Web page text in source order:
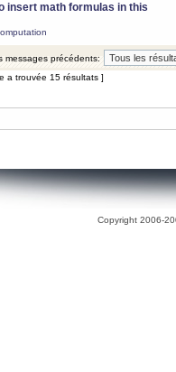
insert math formulas in this
messages précédents:
a trouvée 15 résultats ]
Copyright 2006-